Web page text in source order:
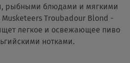
рыбными блюдами и мягкими
Troubadour Blond -
легкое и освежающее пиво
нотками.